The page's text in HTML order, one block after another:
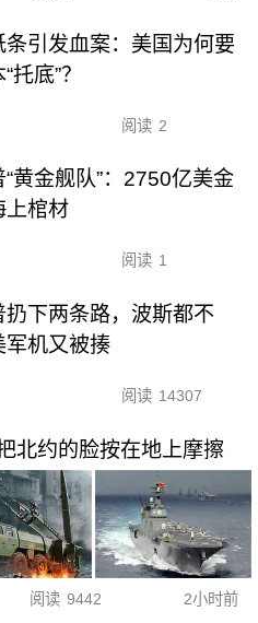
条引发血案：美国为何要
托底”？
阅读 2
“黄金舰队”：2750亿美金
上棺材
阅读 1
扔下两条路，波斯都不
军机又被揍
阅读 14307
北约的脸按在地上摩擦
阅读 9442 2小时前